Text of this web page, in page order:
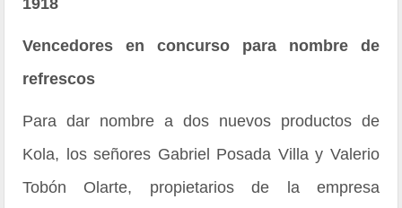
1918
Vencedores en concurso para nombre de
refrescos
Para dar nombre a dos nuevos productos de
Kola, los señores Gabriel Posada Villa y Valerio
Tobón Olarte, propietarios de la empresa